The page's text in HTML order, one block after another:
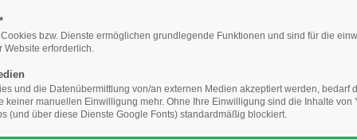
Mon - Fri 8:00am - 5:00pm
(GMT +1)
Baumpfleger finden Die Qualität macht´s: Geprüfter
bzw. Dienste ermöglichen grundlegende Funktionen und sind für die
Website erforderlich.
und die Datenübermittlung von/an externen Medien akzeptiert werden, bedarf
keiner manuellen Einwilligung mehr. Ohne Ihre Einwilligung sind die Inhalte von
(und über diese Dienste Google Fonts) standardmäßig blockiert.